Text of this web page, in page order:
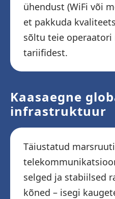
ühendust (WiFi või
et pakkuda
sõltu teie operaatori
tariifidest.
Kaasaegne
infrastruktuur
Täiustatud
selged ja stabiilsed
kõned – isegi